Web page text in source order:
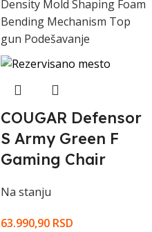
Density Mold Shaping Foam
Bending Mechanism Top
gun Podešavanje
COUGAR Defensor
S Army Green F
Gaming Chair
Na stanju
63.990,90 RSD